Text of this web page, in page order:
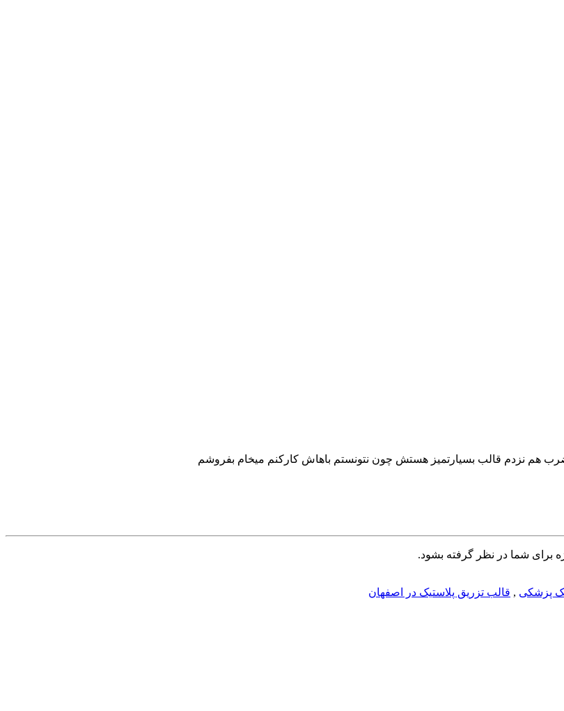
هم نزدم قالب بسیارتمیز هستش چون نتونستم باهاش کارکنم میخام بفروشم
برای شما در نظر گرفته بشود.
پزشکی , قالب تزریق پلاستیک در اصفهان